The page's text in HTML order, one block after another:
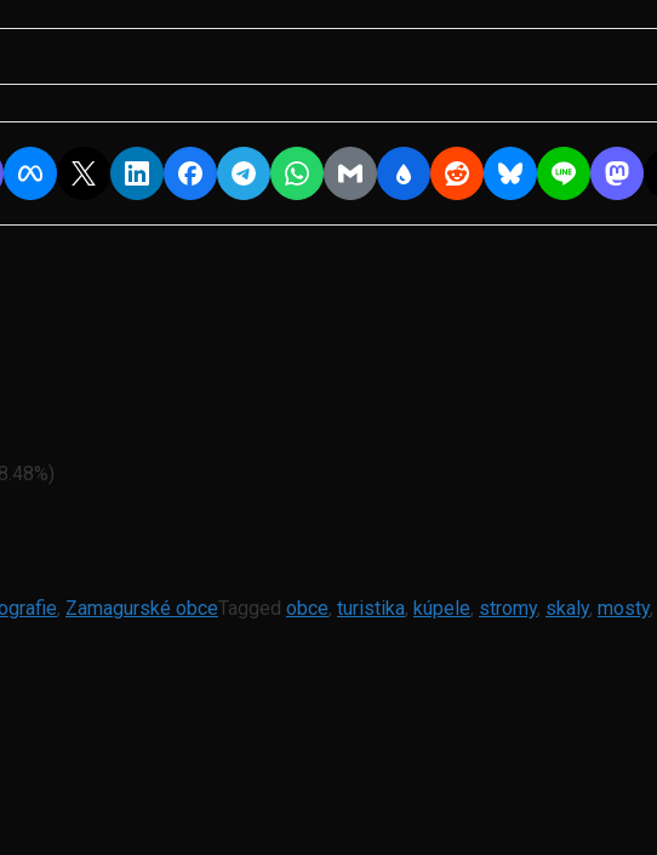
, Zamagurské obceTagged obce, turistika, kúpele, stromy, skaly, mosty,